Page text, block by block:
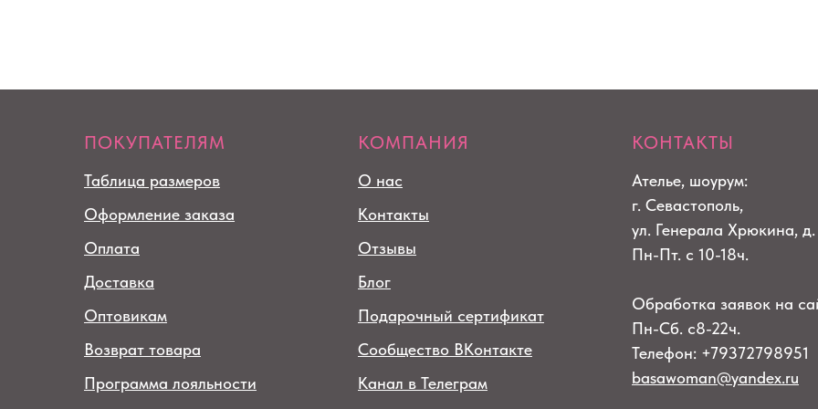
ПОКУПАТЕЛЯМ
Таблица размеров
Оформление заказа
Оплата
Доставка
Оптовикам
Возврат товара
Программа лояльности
КОМПАНИЯ
О нас
Контакты
Отзывы
Блог
Подарочный сертификат
Сообщество ВКонтакте
Канал в Телеграм
КОНТАКТЫ
Ателье, шоурум:
г. Севастополь,
ул. Генерала Хрюкина, д.
Пн-Пт. с 10-18ч.
Обработка заявок на
Пн-Сб. с8-22ч.
Телефон: +79372798951
basawoman@yandex.ru